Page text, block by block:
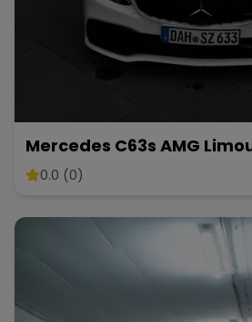
Mercedes C63s AMG
0.0 (0)